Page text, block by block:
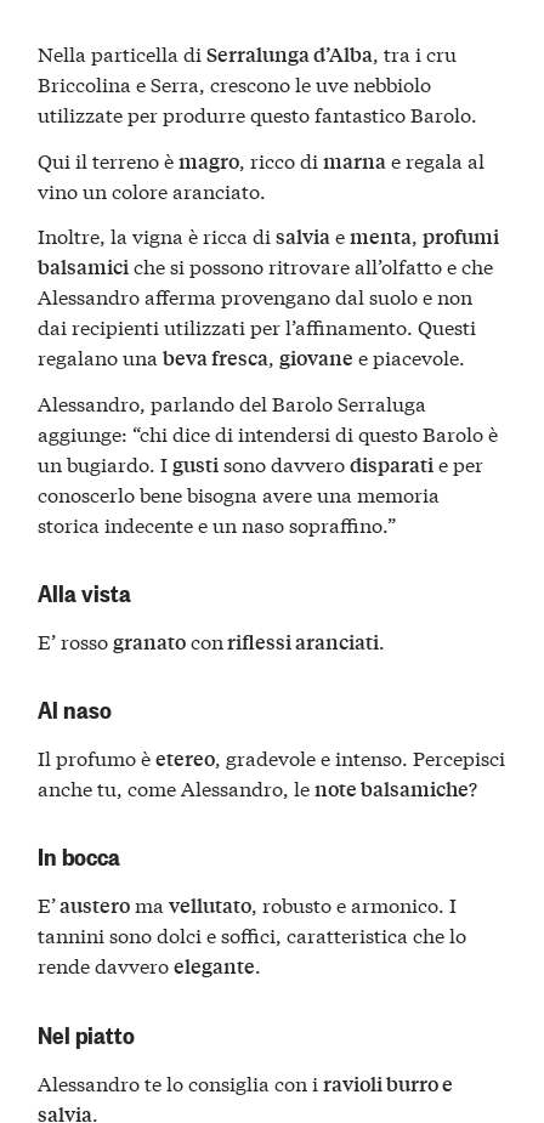
Nella particella diSerralunga d’Alba, tra i cru
Briccolina e Serra, crescono le uve nebbiolo
utilizzate per produrre questo fantastico Barolo.
Qui il terreno èmagro, ricco dimarnae regala al
vino un colore aranciato.
Inoltre, la vigna è ricca disalviaementa,profumi
balsamiciche si possono ritrovare all’olfatto e che
Alessandro afferma provengano dal suolo e non
dai recipienti utilizzati per l’affinamento. Questi
regalano unabeva fresca,giovane e piacevole.
Alessandro, parlando del Barolo Serraluga
aggiunge: “chi dice di intendersi di questo Barolo è
un bugiardo. Igustisono davverodisparatie per
conoscerlo bene bisogna avere una memoria
storica indecente e un naso sopraffino.”
Alla vista
E’ rossogranatoconriflessi aranciati.
Al naso
Il profumo èetereo, gradevole e intenso. Percepisci
anche tu, come Alessandro, lenote balsamiche?
In bocca
E’austeromavellutato, robusto e armonico. I
tannini sono dolci e soffici, caratteristica che lo
rende davveroelegante.
Nel piatto
Alessandro te lo consiglia con iravioli burro e
salvia.